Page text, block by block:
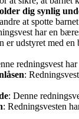
dig synlig
at spotte
har en
er udstyret med
redningsvest
:
: Denne
: Redningsvesten